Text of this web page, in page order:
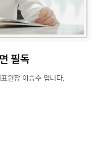
필독
원장 이승수 입니다.